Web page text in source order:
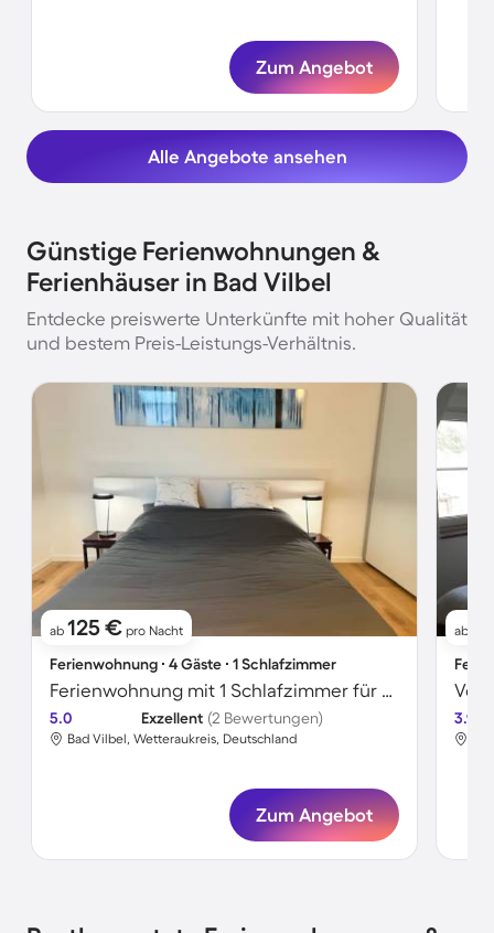
Zum Angebot
Alle Angebote ansehen
Günstige Ferienwohnungen &
Ferienhäuser in Bad Vilbel
Entdecke preiswerte Unterkünfte mit hoher Qualität
und bestem Preis-Leistungs-Verhältnis.
ab 125 € pro Nacht
Ferienwohnung ∙ 4 Gäste ∙ 1 Schlafzimmer
Ferienwohnung mit 1 Schlafzimmer für 4 Personen
5.0 Exzellent (2 Bewertungen)
Bad Vilbel, Wetteraukreis, Deutschland
Zum Angebot
ab
3.9